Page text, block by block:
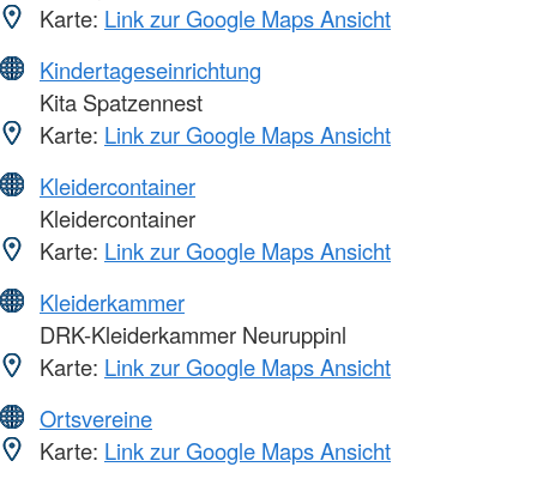
Karte: Link zur Google Maps Ansicht
Kindertageseinrichtung
Kita Spatzennest
Karte: Link zur Google Maps Ansicht
Kleidercontainer
Kleidercontainer
Karte: Link zur Google Maps Ansicht
Kleiderkammer
DRK-Kleiderkammer Neuruppinl
Karte: Link zur Google Maps Ansicht
Ortsvereine
Karte: Link zur Google Maps Ansicht